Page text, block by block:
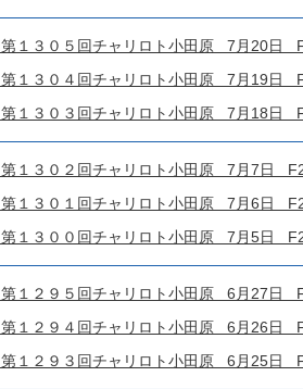
第１３０５回チャリロト小田原 7月20日
第１３０４回チャリロト小田原 7月19日
第１３０３回チャリロト小田原 7月18日
第１３０２回チャリロト小田原 7月7日
第１３０１回チャリロト小田原 7月6日
第１３００回チャリロト小田原 7月5日
第１２９５回チャリロト小田原 6月27日
第１２９４回チャリロト小田原 6月26日
第１２９３回チャリロト小田原 6月25日